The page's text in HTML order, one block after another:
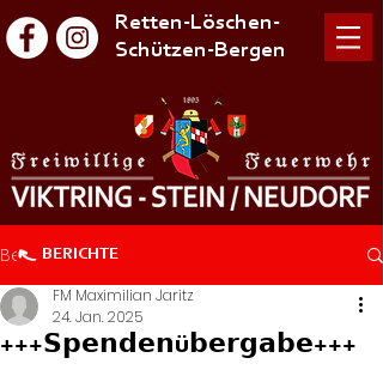
Retten-Löschen-
Schützen-Bergen
Beitrag
+++𝗦𝗽𝗲𝗻𝗱𝗲𝗻ü𝗯𝗲𝗿𝗴𝗮𝗯𝗲+++
FM Maximilian Jaritz
24. Jan. 2025
BERICHTE